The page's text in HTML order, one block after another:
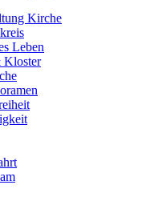
Kirche
Leben
Kloster